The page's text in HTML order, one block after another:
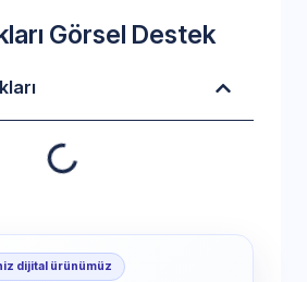
Görsel Destek
dijital ürünümüz